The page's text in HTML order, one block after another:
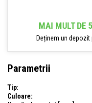
MAI MULT DE
Deținem un depozit
Parametrii
Tip:
Culoare: